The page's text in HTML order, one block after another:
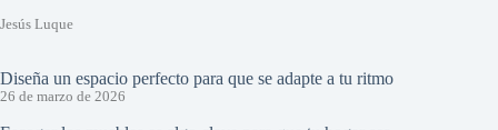
Jesús Luque
Diseña un espacio perfecto para que se adapte a tu ritmo
26 de marzo de 2026